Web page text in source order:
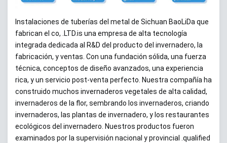
Instalaciones de tuberías del metal de Sichuan BaoLiDa que
fabrican el co, .LTD.is una empresa de alta tecnología
integrada dedicada al R&D del producto del invernadero, la
fabricación, y ventas. Con una fundación sólida, una fuerza
técnica, conceptos de diseño avanzados, una experiencia
rica, y un servicio post-venta perfecto. Nuestra compañía ha
construido muchos invernaderos vegetales de alta calidad,
invernaderos de la flor, sembrando los invernaderos, criando
invernaderos, las plantas de invernadero, y los restaurantes
ecológicos del invernadero. Nuestros productos fueron
examinados por la supervisión nacional y provincial .qualified